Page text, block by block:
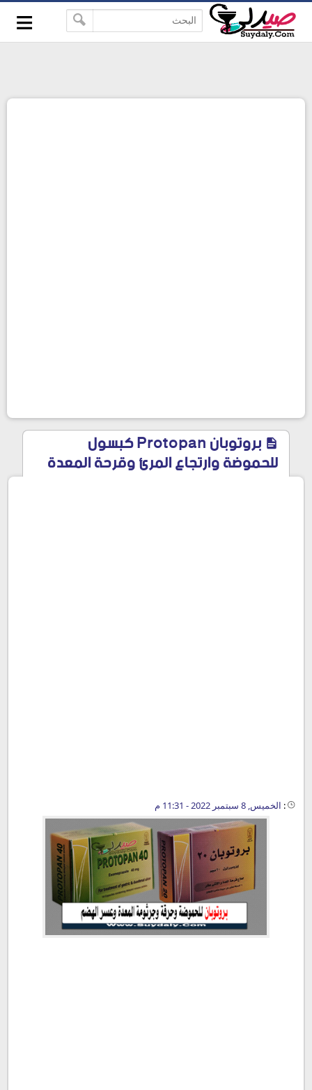
-->
google-site-verification=pbBDctPvwZJkSEHg2-
vmZ_yu86_9u3jQJgGN9H2FF9w
≡
بروتوبان Protopan كبسول
للحموضة وارتجاع المرئ وقرحة المعدة
: الخميس, 8 سبتمبر 2022 - 11:31 م